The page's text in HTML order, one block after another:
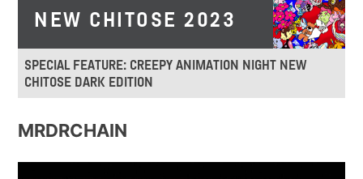
NEW CHITOSE 2023
SPECIAL FEATURE: CREEPY ANIMATION NIGHT NEW
CHITOSE DARK EDITION
MRDRCHAIN